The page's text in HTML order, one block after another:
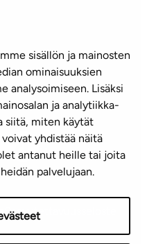
sisällön ja mainosten
ominaisuuksien
analysoimiseen. Lisäksi
ja analytiikka-
siitä, miten käytät
yhdistää näitä
antanut heille tai joita
palvelujaan.
Mediapankki
Saavutettavuusseloste